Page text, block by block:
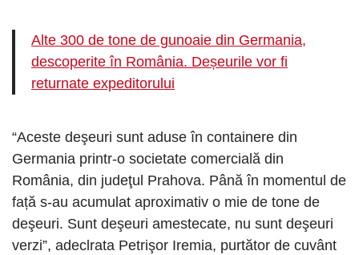
Alte 300 de tone de gunoaie din Germania,
descoperite în România. Deșeurile vor fi
returnate expeditorului
“Aceste deşeuri sunt aduse în containere din
Germania printr-o societate comercială din
România, din judeţul Prahova. Până în momentul de
față s-au acumulat aproximativ o mie de tone de
deşeuri. Sunt deşeuri amestecate, nu sunt deşeuri
verzi”, adeclrata Petrişor Iremia, purtător de cuvânt